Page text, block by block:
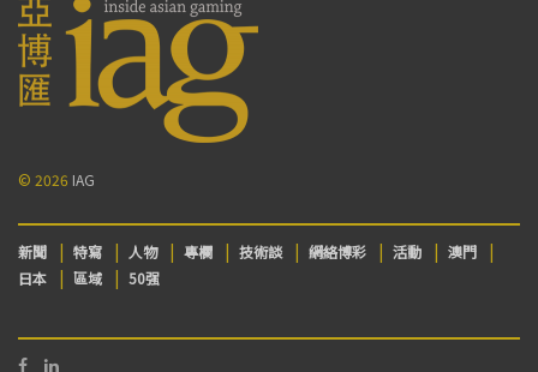
© 2026 IAG
新聞 特寫 人物 專欄 技術談 網絡博彩 活動
澳門
日本
區域 50强